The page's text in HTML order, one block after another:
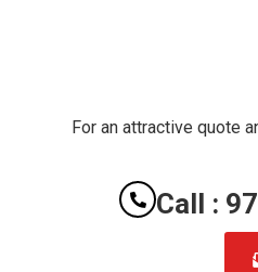
For an attractive quote
Call :